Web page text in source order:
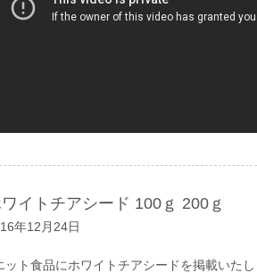
イトチアシード 100ｇ 200ｇ
年12月24日
ット食品にホワイトチアシードを掲載いたし